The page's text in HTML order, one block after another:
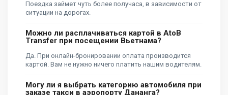
Поездка займет чуть более получаса, в зависимости от
ситуации на дорогах.
Можно ли расплачиваться картой в AtoB
Transfer при посещении Вьетнама?
Да. При онлайн-бронировании оплата производится
картой. Вам не нужно ничего платить нашим водителям.
Могу ли я выбрать категорию автомобиля при
заказе такси в аэропорту Дананга?